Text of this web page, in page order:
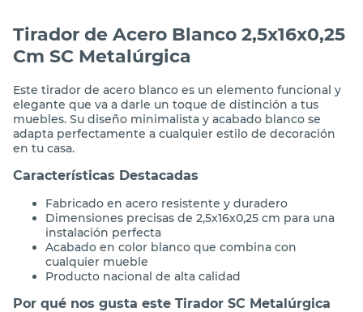
Tirador de Acero Blanco 2,5x16x0,25
Cm SC Metalúrgica
Este tirador de acero blanco es un elemento funcional y
elegante que va a darle un toque de distinción a tus
muebles. Su diseño minimalista y acabado blanco se
adapta perfectamente a cualquier estilo de decoración
en tu casa.
Características Destacadas
Fabricado en acero resistente y duradero
Dimensiones precisas de 2,5x16x0,25 cm para una
instalación perfecta
Acabado en color blanco que combina con
cualquier mueble
Producto nacional de alta calidad
Por qué nos gusta este Tirador SC Metalúrgica